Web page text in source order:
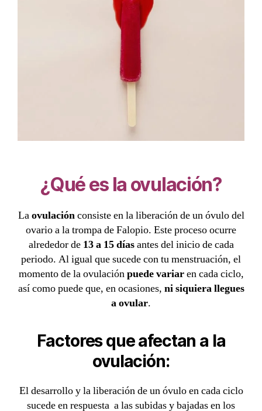
¿Qué es la ovulación?
Laovulaciónconsiste en la liberación de un óvulo del
ovario a la trompa de Falopio. Este proceso ocurre
alrededor de 13 a 15 díasantes del inicio de cada
periodo. Al igual que sucede con tu menstruación, el
momento de la ovulaciónpuede variaren cada ciclo,
así como puede que, en ocasiones, ni siquiera llegues
a ovular.
Factores que afectan a la
ovulación:
El desarrollo y la liberación de un óvulo en cada ciclo
sucede en respuesta a las subidas y bajadas en los